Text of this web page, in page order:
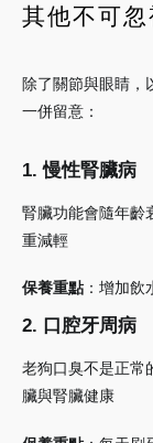
其他不可
除了關節與眼睛，
一併留意：
1. 慢性腎臟病
腎臟功能會隨年齡
重減輕
保養重點 ：增加
2. 口腔牙周病
老狗口臭不是正常
臟與腎臟健康